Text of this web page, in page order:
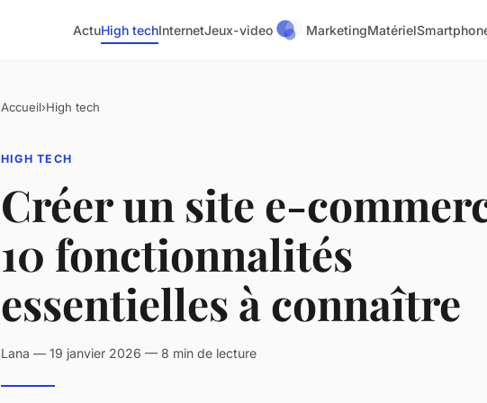
ActuHigh techInternetJeux-video MarketingMatériel
Accueil›High tech
HIGH TECH
Créer un site e-
10 fonctionnalités
essentielles à connaître
Lana — 19 janvier 2026 — 8 min de lecture